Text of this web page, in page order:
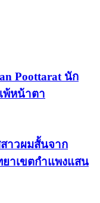
Poottarat นัก
พ้หน้าตา
าวผมสั้นจาก
าเขตกำแพงแสน